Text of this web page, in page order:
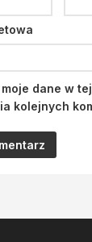
dane w
kolejnych